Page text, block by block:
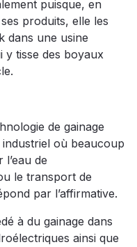
puisque, en
produits, elle les
dans une usine
y tisse des boyaux
de gainage
où beaucoup
de
le transport de
par l’affirmative.
à du gainage dans
ainsi que